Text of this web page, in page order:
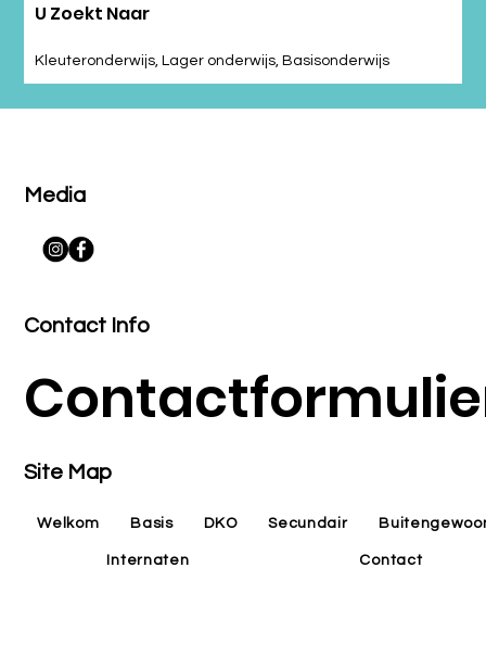
U Zoekt Naar
Kleuteronderwijs, Lager onderwijs, Basisonderwijs
Contact Info
Site Map
Welkom Basis DKO Secundair
Internaten Contact
Media